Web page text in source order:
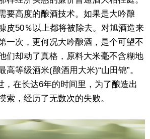
要高度的酿酒技术。如果是大吟酿
皮50％以上都将被除去。对旭酒造来
一次，更何况大吟酿酒，是个可望不
们却动了真格，原料大米毫不含糊地
高等级酒米(酿酒用大米)“山田锦”。
，在长达6年的时间里，为了酿造出
索，经历了无数次的失败。